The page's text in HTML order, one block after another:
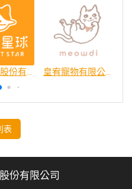
表
份有限公司